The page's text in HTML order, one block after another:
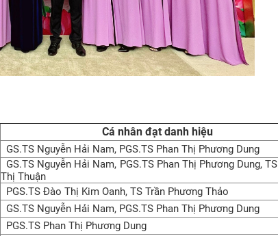
Cá nhân đạt danh hiệu
GS.TS Nguyễn Hải Nam, PGS.TS Phan Thị Phương Dung
GS.TS Nguyễn Hải Nam, PGS.TS Phan Thị Phương Dung,
Thị Thuận
PGS.TS Đào Thị Kim Oanh, TS Trần Phương Thảo
GS.TS Nguyễn Hải Nam, PGS.TS Phan Thị Phương Dung
PGS.TS Phan Thị Phương Dung